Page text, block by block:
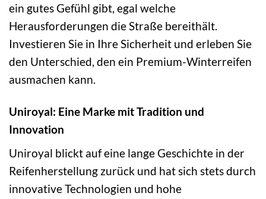
ein gutes Gefühl gibt, egal welche
Herausforderungen die Straße bereithält.
Investieren Sie in Ihre Sicherheit und erleben Sie
den Unterschied, den ein Premium-Winterreifen
ausmachen kann.
Uniroyal: Eine Marke mit Tradition und
Innovation
Uniroyal blickt auf eine lange Geschichte in der
Reifenherstellung zurück und hat sich stets durch
innovative Technologien und hohe